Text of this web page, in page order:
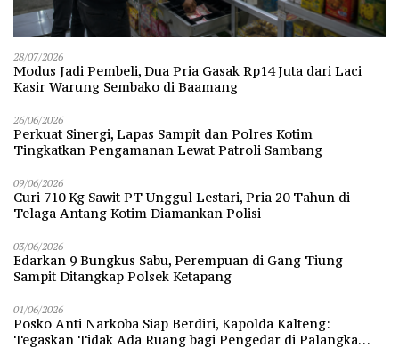
28/07/2026
Modus Jadi Pembeli, Dua Pria Gasak Rp14 Juta dari Laci
Kasir Warung Sembako di Baamang
26/06/2026
Perkuat Sinergi, Lapas Sampit dan Polres Kotim
Tingkatkan Pengamanan Lewat Patroli Sambang
09/06/2026
Curi 710 Kg Sawit PT Unggul Lestari, Pria 20 Tahun di
Telaga Antang Kotim Diamankan Polisi
03/06/2026
Edarkan 9 Bungkus Sabu, Perempuan di Gang Tiung
Sampit Ditangkap Polsek Ketapang
01/06/2026
Posko Anti Narkoba Siap Berdiri, Kapolda Kalteng:
Tegaskan Tidak Ada Ruang bagi Pengedar di Palangka